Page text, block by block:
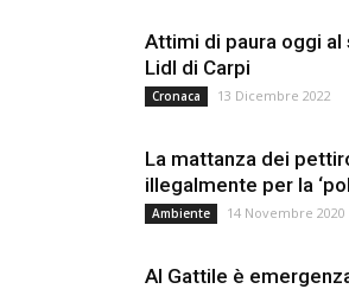
Attimi di paura oggi
Lidl di Carpi
Cronaca 13 Dicembre 2022
La mattanza dei
illegalmente per la
Ambiente 14 Novembre 2020
Al Gattile è